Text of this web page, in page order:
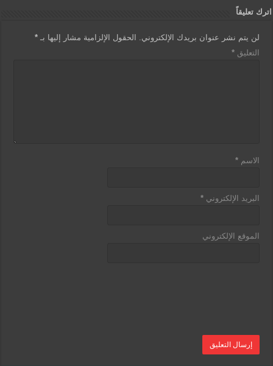
اترك تعليقاً
لن يتم نشر عنوان بريدك الإلكتروني. الحقول الإلزامية مشار إليها بـ*
التعليق*
الاسم*
البريد الإلكتروني*
الموقع الإلكتروني